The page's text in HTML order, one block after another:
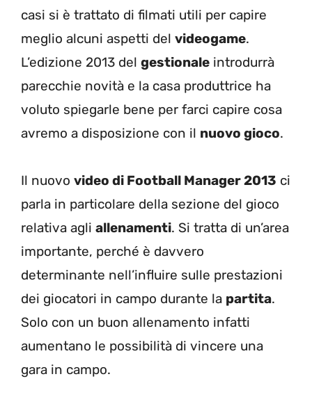
casi si è trattato di filmati utili per capire
meglio alcuni aspetti del videogame.
L’edizione 2013 del gestionale introdurrà
parecchie novità e la casa produttrice ha
voluto spiegarle bene per farci capire cosa
avremo a disposizione con il nuovo gioco.
Il nuovo video di Football Manager 2013 ci
parla in particolare della sezione del gioco
relativa agli allenamenti. Si tratta di un’area
importante, perché è davvero
determinante nell’influire sulle prestazioni
dei giocatori in campo durante la partita.
Solo con un buon allenamento infatti
aumentano le possibilità di vincere una
gara in campo.